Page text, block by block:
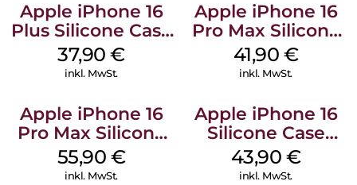
Apple iPhone 16
Plus Silicone Case
MagSafe Lake
Green
37,90€
inkl. MwSt.
Apple iPhone 16
Pro Max Silicone
Case MagSafe
Ultramarine
41,90 €
inkl. MwSt.
Apple iPhone 16
Pro Max Silicone
Case MagSafe
Stone Gray
55,90 €
inkl. MwSt.
Apple iPhone 16
Silicone Case
MagSafe Plum
43,90 €
inkl. MwSt.